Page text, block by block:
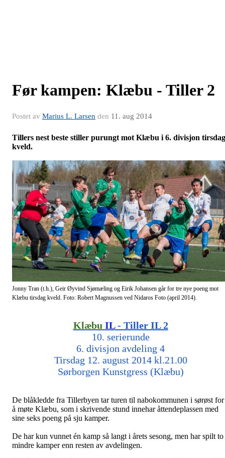
Før kampen: Klæbu - Tiller 2
Postet av Marius L. Larsen den 11. aug 2014
Tillers nest beste stiller purungt mot Klæbu i 6. divisjon tirsdag
kveld.
Jonny Tran (t.h.), Geir Øyvind Sjømæling og Eirik Johansen går for tre nye poeng mot
Klæbu tirsdag kveld. Foto: Robert Magnussen ved Nidaros Foto (april 2014).
Klæbu IL- Tiller IL 2
10. serierunde
6. divisjon avdeling 4
Tirsdag 12. august 2014 kl.21.00
Sørborgen Kunstgress (Klæbu)
De blåkledde fra Tillerbyen tar turen til nabokommunen i sørøst for
å møte Klæbu, som i skrivende stund innehar åttendeplassen med
sine seks poeng på sju kamper.
De har kun vunnet én kamp så langt i årets sesong, men har spilt to
mindre kamper enn resten av avdelingen.